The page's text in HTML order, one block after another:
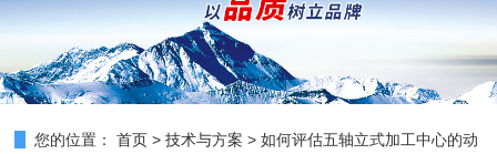
您的位置： 首页 >技术与方案 >如何评估五轴立式加工中心的动